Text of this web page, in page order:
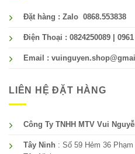
Đặt hàng : Zalo 0868.553838
Điện Thoại : 0824250089 | 0961
Email :
LIÊN HỆ ĐẶT HÀNG
Công Ty TNHH MTV Vui
Tây Ninh : Số 59 Hẻm 36